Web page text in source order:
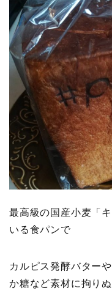
最高級の国産小麦「
いる食パンで
カルピス発酵バター
か糖など素材に拘りぬ